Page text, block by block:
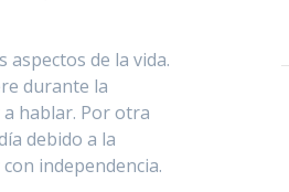
de la vida.
durante la
hablar. Por otra
debido a la
independencia.